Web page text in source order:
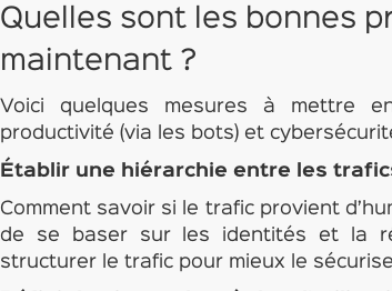
Quelles sont les bonnes
maintenant ?
Voici quelques mesures à mettre
productivité (via les bots) et
Établir une hiérarchie entre les
Comment savoir si le trafic provient
de se baser sur les identités et la
structurer le trafic pour mieux le